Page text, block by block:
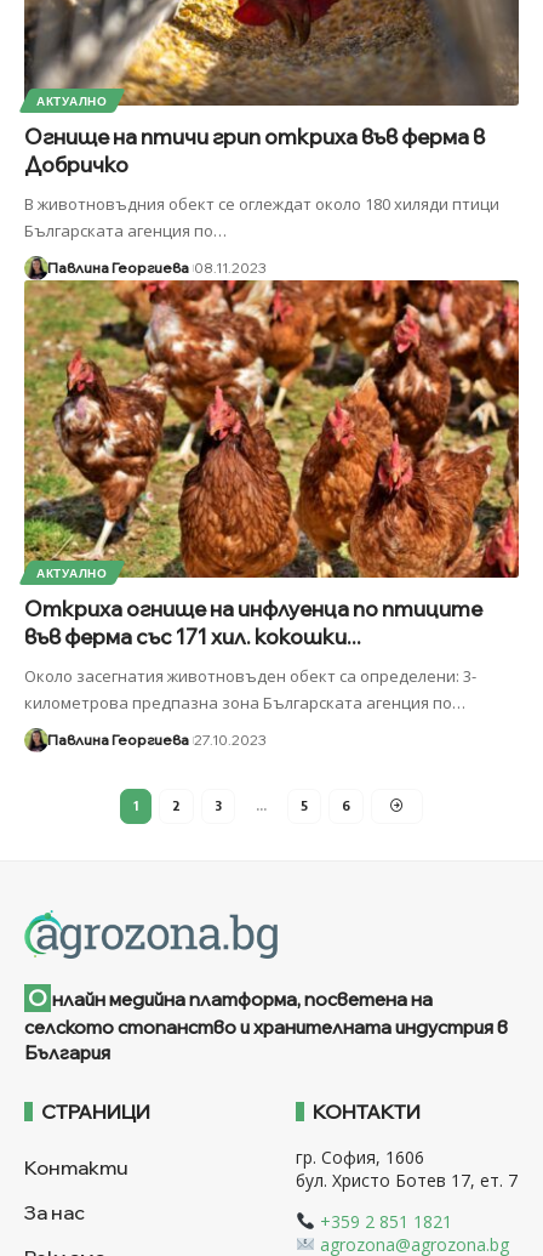
АКТУАЛНО
Огнище на птичи грип откриха във ферма в
Добричко
В животновъдния обект се оглеждат около 180 хиляди птици
Българската агенция по…
Павлина Георгиева 08.11.2023
АКТУАЛНО
Откриха огнище на инфлуенца по птиците
във ферма със 171 хил. кокошки...
Около засегнатия животновъден обект са определени: 3-
километрова предпазна зона Българската агенция по…
Павлина Георгиева 27.10.2023
1 2 3 … 5 6
О нлайн медийна платформа, посветена на
селското стопанство и хранителната индустрия в
България
СТРАНИЦИ
Контакти
За нас
КОНТАКТИ
гр. София, 1606
бул. Христо Ботев 17, ет. 7
+359 2 851 1821
agrozona@agrozona.bg